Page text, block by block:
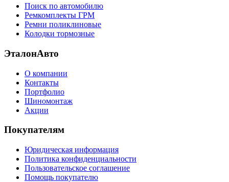
Поиск по автомобилю
Ремкомплекты ГРМ
Ремни поликлиновые
Колодки тормозные
ЭталонАвто
О компании
Контакты
Портфолио
Шиномонтаж
Акции
Покупателям
Юридическая информация
Политика конфиденциальности
Пользовательское соглашение
Помощь покупателю